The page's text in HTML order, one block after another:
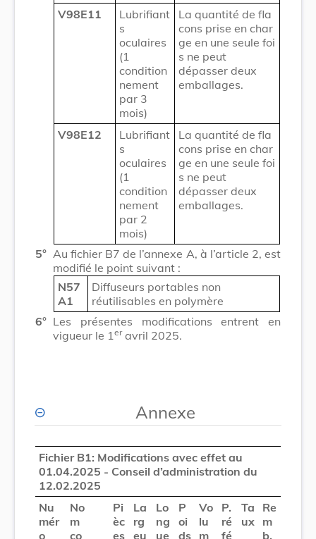
V98E11
Lubrifiant
s
oculaires
(1
condition
nement
par 3
mois)
La quantité de fla
cons prise en char
ge en une seule foi
s ne peut
dépasser deux
emballages.
V98E12
Lubrifiant
s
oculaires
(1
condition
nement
par 2
mois)
La quantité de fla
cons prise en char
ge en une seule foi
s ne peut
dépasser deux
emballages.
5° Au fichier B7 de l’annexe A, à l’article 2, est
modifié le point suivant :
N57
A1
Diffuseurs portables non
réutilisables en polymère
6° Les présentes modifications entrent en
vigueur le 1 eravril 2025.
Annexe
Fichier B1: Modifications avec effet au
01.04.2025 - Conseil d’administration du
12.02.2025
Nu
mér
o
No
m
co
Pi
èc
es
La
rg
eu
Lo
ng
ue
P
oi
ds
Vo
lu
m
P.
ré
fé
Ta
ux
Re
m
b.